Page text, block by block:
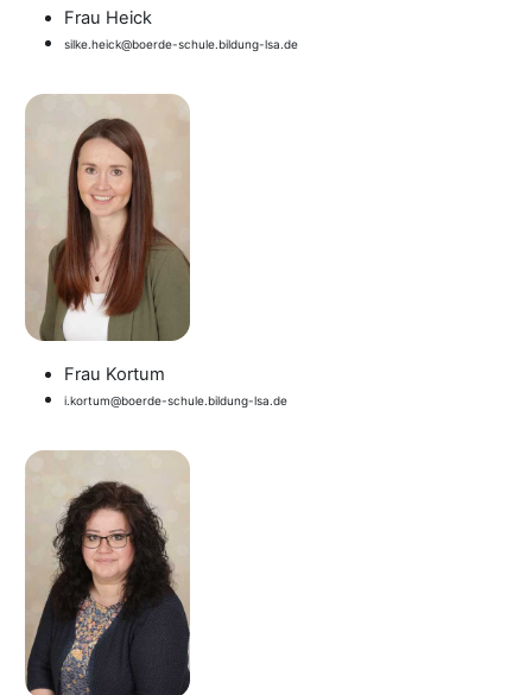
Frau Heick
silke.heick@boerde-schule.bildung-lsa.de
Frau Kortum
i.kortum@boerde-schule.bildung-lsa.de